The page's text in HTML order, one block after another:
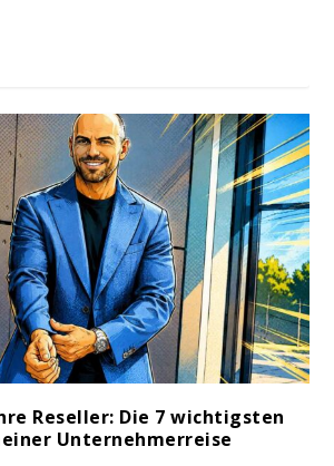
Reseller: Die 7 wichtigsten
Unternehmerreise